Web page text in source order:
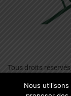
Tous droits
Mentions légales-
Nous